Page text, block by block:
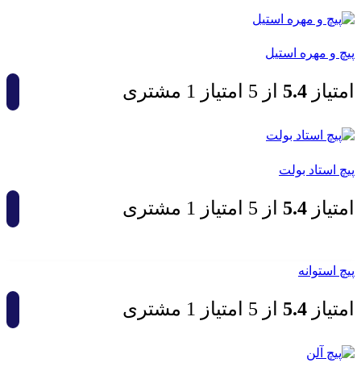
پيچ و مهره استیل
امتیاز 4.5 از 5 امتیاز 1 مشتری
پیچ استاد بولت
امتیاز 4.5 از 5 امتیاز 1 مشتری
پیچ استوانه
امتیاز 4.5 از 5 امتیاز 1 مشتری